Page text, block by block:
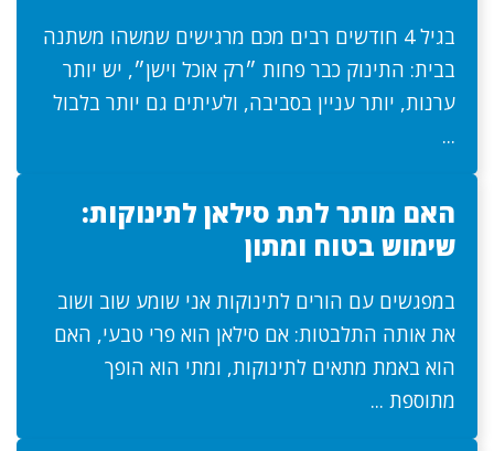
בגיל 4 חודשים רבים מכם מרגישים שמשהו משתנה
בבית: התינוק כבר פחות ״רק אוכל וישן״, יש יותר
ערנות, יותר עניין בסביבה, ולעיתים גם יותר בלבול
...
האם מותר לתת סילאן לתינוקות:
שימוש בטוח ומתון
במפגשים עם הורים לתינוקות אני שומע שוב ושוב
את אותה התלבטות: אם סילאן הוא פרי טבעי, האם
הוא באמת מתאים לתינוקות, ומתי הוא הופך
מתוספת ...